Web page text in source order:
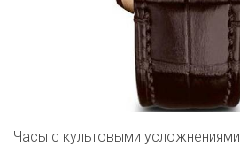
Часы с культовыми усложнениями